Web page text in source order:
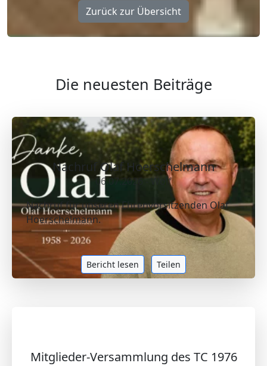
Zurück zur Übersicht
Die neuesten Beiträge
Nachruf Olaf Hoerschelmann
06.07.2026 - Wolf
Nachruf für unseren Ehrenvorsitzenden Olaf
Hoerschelmann.
Bericht lesen Teilen
Mitglieder-Versammlung des TC 1976